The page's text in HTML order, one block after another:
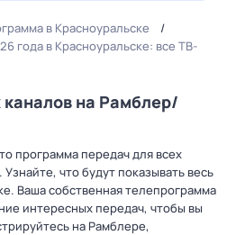
в Красноуральске
года в Красноуральске: все ТВ-
на Рамблер/
программа передач для всех
что будут показывать весь
Ваша собственная телепрограмма
интересных передач, чтобы вы
на Рамблере,